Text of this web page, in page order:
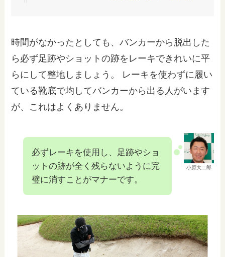
時間がなかったとしても、バンカーから脱出した
ら必ず足跡やショットの跡をレーキできれいに平
らにして整地しましょう。 レーキを使わずに履い
ている靴底で均してバンカーから出る人がいます
が、これはよくありません。
小原大二郎
必ずレーキを使用し、足跡やショ
ットの跡が全く残らないように完
璧に消すことがマナーです。